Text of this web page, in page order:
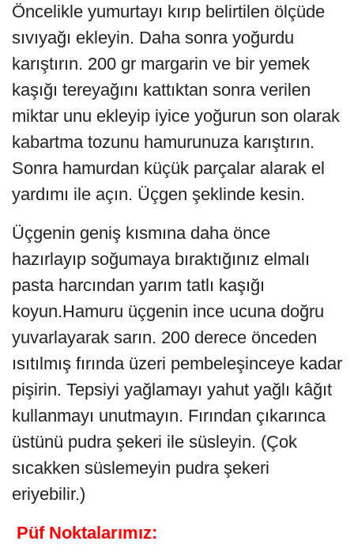
Öncelikle yumurtayı kırıp belirtilen ölçüde
sıvıyağı ekleyin. Daha sonra yoğurdu
karıştırın. 200 gr margarin ve bir yemek
kaşığı tereyağını kattıktan sonra verilen
miktar unu ekleyip iyice yoğurun son olarak
kabartma tozunu hamurunuza karıştırın.
Sonra hamurdan küçük parçalar alarak el
yardımı ile açın. Üçgen şeklinde kesin.
Üçgenin geniş kısmına daha önce
hazırlayıp soğumaya bıraktığınız elmalı
pasta harcından yarım tatlı kaşığı
koyun.Hamuru üçgenin ince ucuna doğru
yuvarlayarak sarın. 200 derece önceden
ısıtılmış fırında üzeri pembeleşinceye kadar
pişirin. Tepsiyi yağlamayı yahut yağlı kâğıt
kullanmayı unutmayın. Fırından çıkarınca
üstünü pudra şekeri ile süsleyin. (Çok
sıcakken süslemeyin pudra şekeri
eriyebilir.)
Püf Noktalarımız: